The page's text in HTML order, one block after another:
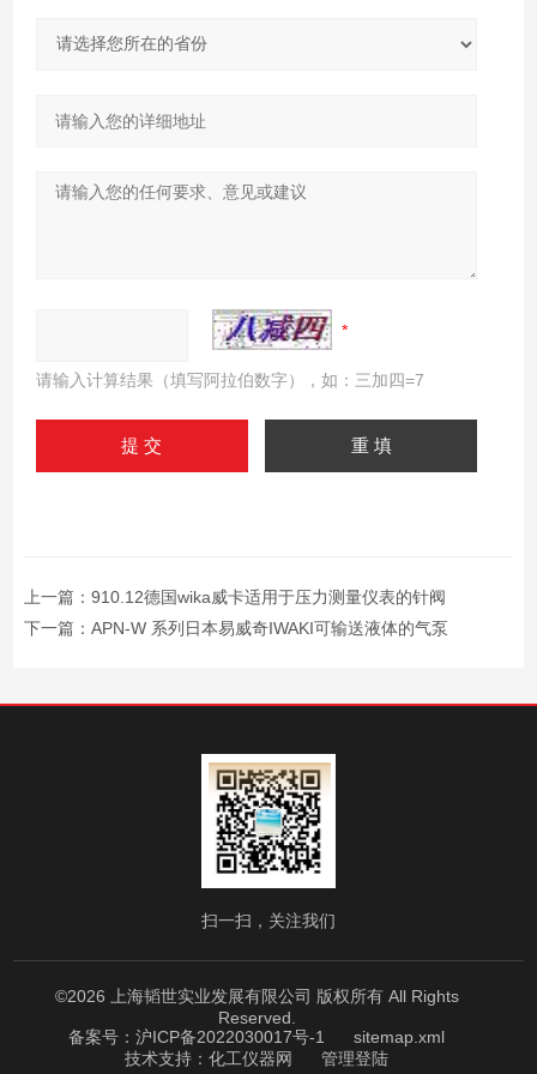
请输入计算结果（填写阿拉伯数字），如：三加四=7
上一篇： 910.12德国wika威卡适用于压力测量仪表的针阀
下一篇： APN-W 系列日本易威奇IWAKI可输送液体的气泵
扫一扫，关注我们
©2026 上海韬世实业发展有限公司 版权所有 All Rights
Reserved.
备案号：沪ICP备2022030017号-1
sitemap.xml
技术支持： 化工仪器网 管理登陆